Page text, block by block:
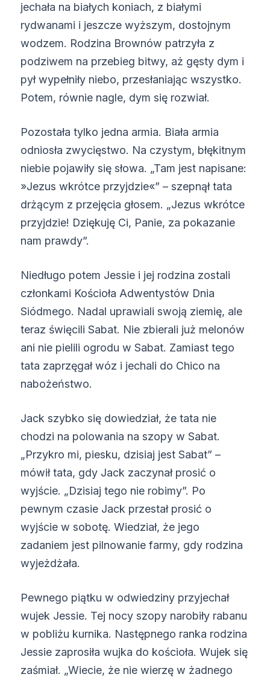
jechała na białych koniach, z białymi
rydwanami i jeszcze wyższym, dostojnym
wodzem. Rodzina Brownów patrzyła z
podziwem na przebieg bitwy, aż gęsty dym i
pył wypełniły niebo, przesłaniając wszystko.
Potem, równie nagle, dym się rozwiał.
Pozostała tylko jedna armia. Biała armia
odniosła zwycięstwo. Na czystym, błękitnym
niebie pojawiły się słowa. „Tam jest napisane:
»Jezus wkrótce przyjdzie«” – szepnął tata
drżącym z przejęcia głosem. „Jezus wkrótce
przyjdzie! Dziękuję Ci, Panie, za pokazanie
nam prawdy”.
Niedługo potem Jessie i jej rodzina zostali
członkami Kościoła Adwentystów Dnia
Siódmego. Nadal uprawiali swoją ziemię, ale
teraz święcili Sabat. Nie zbierali już melonów
ani nie pielili ogrodu w Sabat. Zamiast tego
tata zaprzęgał wóz i jechali do Chico na
nabożeństwo.
Jack szybko się dowiedział, że tata nie
chodzi na polowania na szopy w Sabat.
„Przykro mi, piesku, dzisiaj jest Sabat” –
mówił tata, gdy Jack zaczynał prosić o
wyjście. „Dzisiaj tego nie robimy”. Po
pewnym czasie Jack przestał prosić o
wyjście w sobotę. Wiedział, że jego
zadaniem jest pilnowanie farmy, gdy rodzina
wyjeżdżała.
Pewnego piątku w odwiedziny przyjechał
wujek Jessie. Tej nocy szopy narobiły rabanu
w pobliżu kurnika. Następnego ranka rodzina
Jessie zaprosiła wujka do kościoła. Wujek się
zaśmiał. „Wiecie, że nie wierzę w żadnego